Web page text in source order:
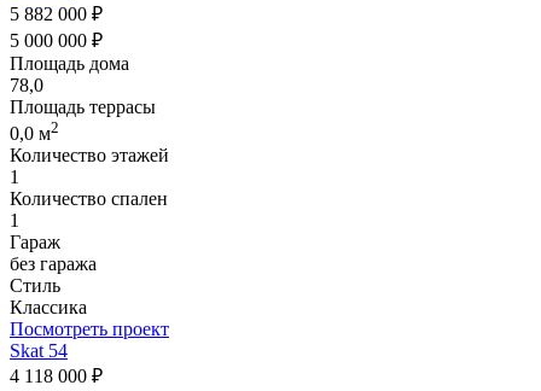
5 882 000 ₽
5 000 000 ₽
Площадь дома
78,0
Площадь террасы
0,0 м2
Количество этажей
1
Количество спален
1
Гараж
без гаража
Стиль
Классика
Посмотреть проект
Skat 54
4 118 000 ₽